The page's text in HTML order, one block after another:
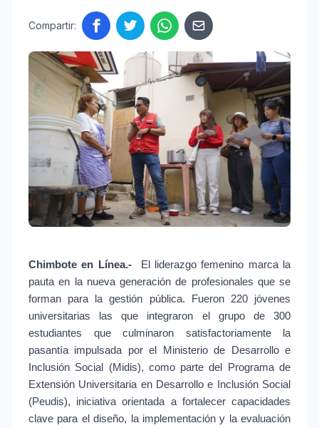
Compartir:
Chimbote en Línea.-
El liderazgo femenino marca la
pauta en la nueva generación de profesionales que se
forman para la gestión pública. Fueron 220 jóvenes
universitarias las que integraron el grupo de 300
estudiantes que culminaron satisfactoriamente la
pasantía impulsada por el Ministerio de Desarrollo e
Inclusión Social (Midis), como parte del Programa de
Extensión Universitaria en Desarrollo e Inclusión Social
(Peudis), iniciativa orientada a fortalecer capacidades
clave para el diseño, la implementación y la evaluación